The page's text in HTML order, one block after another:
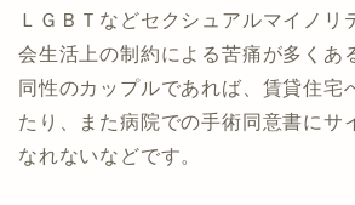
ＬＧＢＴなどセクシュアルマイノリ
会生活上の制約による苦痛が多くあ
同性のカップルであれば、賃貸住宅
たり、また病院での手術同意書にサ
なれないなどです。